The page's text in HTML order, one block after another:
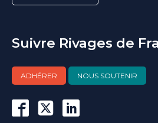
Suivre Rivages de
ADHÉRER NOUS SOUTENIR